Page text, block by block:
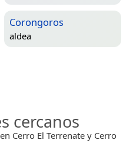
Corongoros
aldea
cercanos
Cerro El Terrenate y Cerro